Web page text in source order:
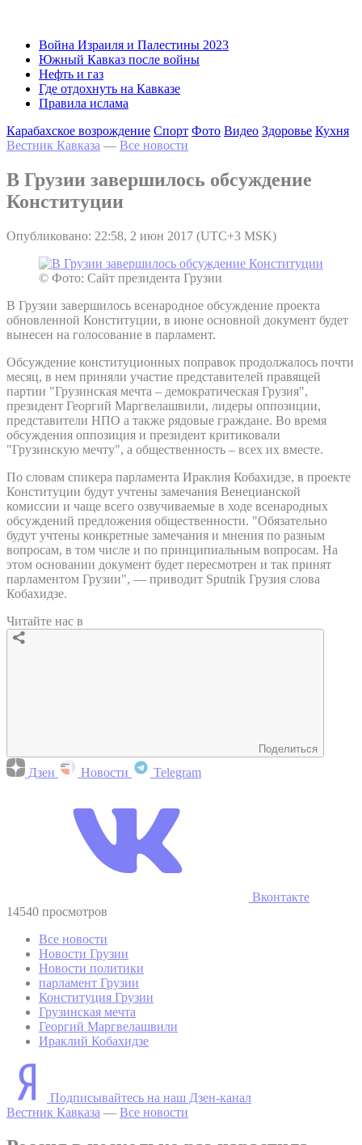
Война Израиля и Палестины 2023
Южный Кавказ после войны
Нефть и газ
Где отдохнуть на Кавказе
Правила ислама
Карабахское возрождение Спорт Фото Видео Здоровье Кухня
Вестник Кавказа — Все новости
В Грузии завершилось обсуждение
Конституции
Опубликовано: 22:58, 2 июн 2017 (UTC+3 MSK)
© Фото: Сайт президента Грузии
В Грузии завершилось всенародное обсуждение проекта
обновленной Конституции, в июне основной документ будет
вынесен на голосование в парламент.
Обсуждение конституционных поправок продолжалось почти
месяц, в нем приняли участие представителей правящей
партии "Грузинская мечта – демократическая Грузия",
президент Георгий Маргвелашвили, лидеры оппозиции,
представители НПО а также рядовые граждане. Во время
обсуждения оппозиция и президент критиковали
"Грузинскую мечту", а общественность – всех их вместе.
По словам спикера парламента Ираклия Кобахидзе, в проекте
Конституции будут учтены замечания Венецианской
комиссии и чаще всего озвучиваемые в ходе всенародных
обсуждений предложения общественности. "Обязательно
будут учтены конкретные замечания и мнения по разным
вопросам, в том числе и по принципиальным вопросам. На
этом основании документ будет пересмотрен и так принят
парламентом Грузии", — приводит Sputnik Грузия слова
Кобахидзе.
Читайте нас в
Поделиться
Дзен Новости Telegram
Вконтакте
14540 просмотров
Все новости
Новости Грузии
Новости политики
парламент Грузии
Конституция Грузии
Грузинская мечта
Георгий Маргвелашвили
Ираклий Кобахидзе
Подписывайтесь на наш Дзен-канал
Вестник Кавказа — Все новости